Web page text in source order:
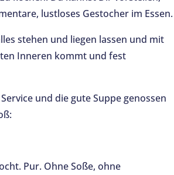
lustloses Gestocher im Essen.
stehen und liegen lassen und mit
Inneren kommt und fest
und die gute Suppe genossen
Pur. Ohne Soße, ohne